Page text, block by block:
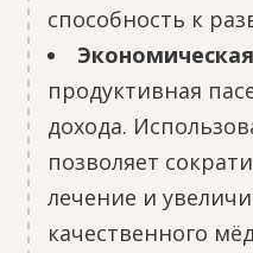
способность к
продуктивная
дохода.
позволяет
лечение и
качественного